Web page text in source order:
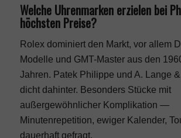
Welche Uhrenmarken erzielen bei
höchsten Preise?
Rolex dominiert den Markt, vor allem
Modelle und GMT-Master aus den
Jahren. Patek Philippe und A. Lange
dicht dahinter. Besonders Stücke mit
außergewöhnlicher Komplikation —
Minutenrepetition, ewiger Kalender,
dauerhaft gefragt.